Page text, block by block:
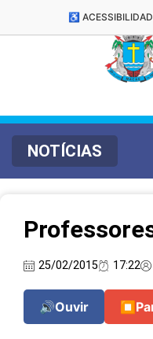
♿
NOTÍCIAS
25/02/2015 17:22
🔊Ouvir ⏹